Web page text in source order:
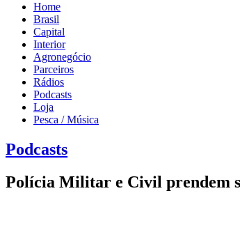
Home
Brasil
Capital
Interior
Agronegócio
Parceiros
Rádios
Podcasts
Loja
Pesca / Música
Podcasts
Polícia Militar e Civil prendem